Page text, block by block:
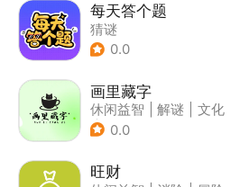
每天答个题
猜谜
0.0
画里藏字
休闲益智 解谜
文化
| 学习教育
0.0
旺财